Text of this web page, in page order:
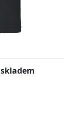
skladem